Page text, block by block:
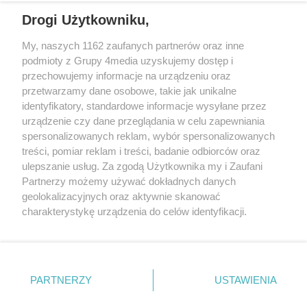
Redakcja Reklama Prywatność
Praca Łódź
the:protocol
Facebook.com
Youtube.com
Drogi Użytkowniku,
My, naszych 1162 zaufanych partnerów oraz inne
podmioty z Grupy 4media uzyskujemy dostęp i
przechowujemy informacje na urządzeniu oraz
przetwarzamy dane osobowe, takie jak unikalne
identyfikatory, standardowe informacje wysyłane przez
urządzenie czy dane przeglądania w celu zapewniania
spersonalizowanych reklam, wybór spersonalizowanych
treści, pomiar reklam i treści, badanie odbiorców oraz
ulepszanie usług. Za zgodą Użytkownika my i Zaufani
Partnerzy możemy używać dokładnych danych
geolokalizacyjnych oraz aktywnie skanować
charakterystykę urządzenia do celów identyfikacji.
zmienić/wycofać klikając przycisk ustawień prywatności
znajdujący się w lewym dolnym rogu strony
. Niektóre
PARTNERZY USTAWIENIA